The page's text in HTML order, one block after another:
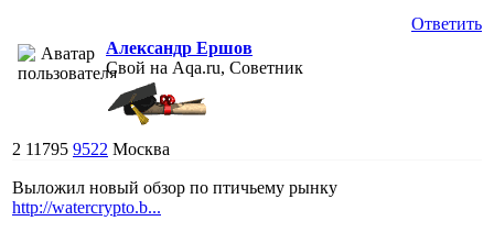
Ответить
Александр Ершов
Свой на Aqa.ru, Советник
2 11795 9522 Москва
Выложил новый обзор по птичьему рынку
http://watercrypto.b...